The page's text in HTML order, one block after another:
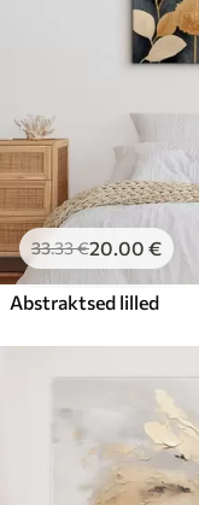
33.33€20.00 €
Abstraktsed lilled